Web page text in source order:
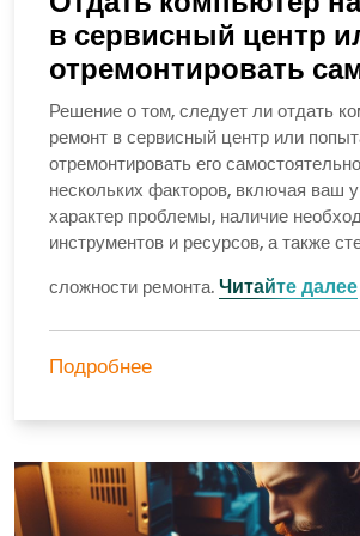
в сервисный центр
отремонтировать
Решение о том, следует ли отдать
ремонт в сервисный центр или
отремонтировать его
нескольких факторов, включая ваш
характер проблемы, наличие
инструментов и ресурсов, а также
сложности ремонта.Читайте далее
Подробнее